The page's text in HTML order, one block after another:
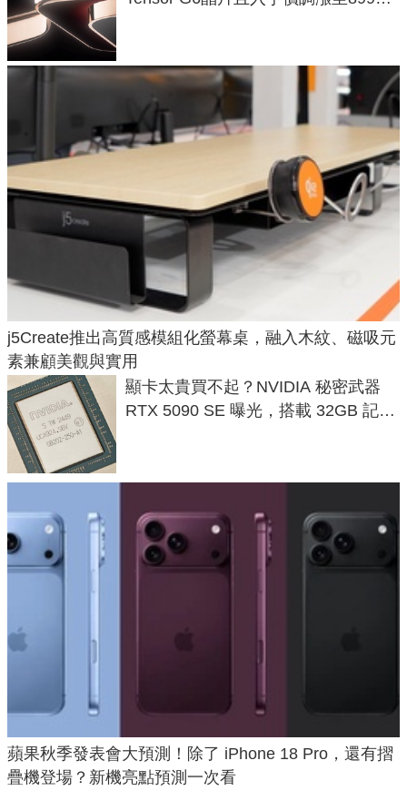
j5Create推出高質感模組化螢幕桌，融入木紋、磁吸元
素兼顧美觀與實用
顯卡太貴買不起？NVIDIA 秘密武器
RTX 5090 SE 曝光，搭載 32GB 記憶
蘋果秋季發表會大預測！除了 iPhone 18 Pro，還有摺
疊機登場？新機亮點預測一次看